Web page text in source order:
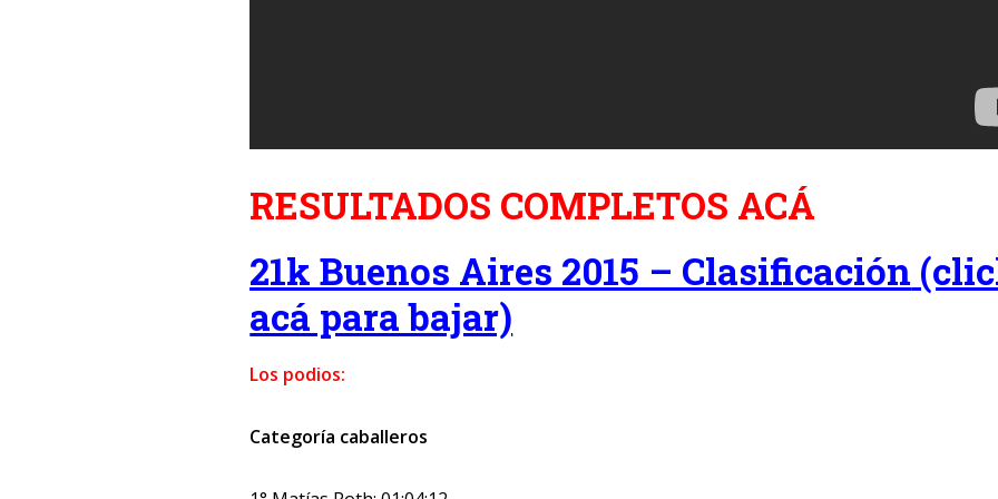
RESULTADOS COMPLETOS ACÁ
21k Buenos Aires 2015 – Clasificación
acá para bajar)
Los podios:
Categoría caballeros